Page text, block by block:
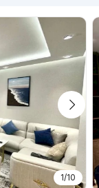
1/10